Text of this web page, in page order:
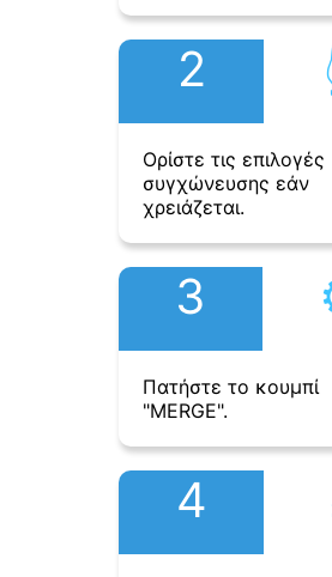
2
Ορίστε τις επιλογές
συγχώνευσης εάν
χρειάζεται.
3
Πατήστε το κουμπί
"MERGE".
4